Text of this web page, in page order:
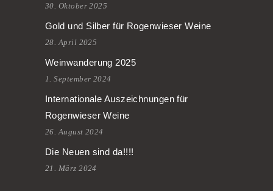
30. Oktober 2025
Gold und Silber für Rogenwieser Weine
28. April 2025
Weinwanderung 2025
1. September 2024
Internationale Auszeichnungen für
Rogenwieser Weine
26. August 2024
Die Neuen sind da!!!!
21. März 2024